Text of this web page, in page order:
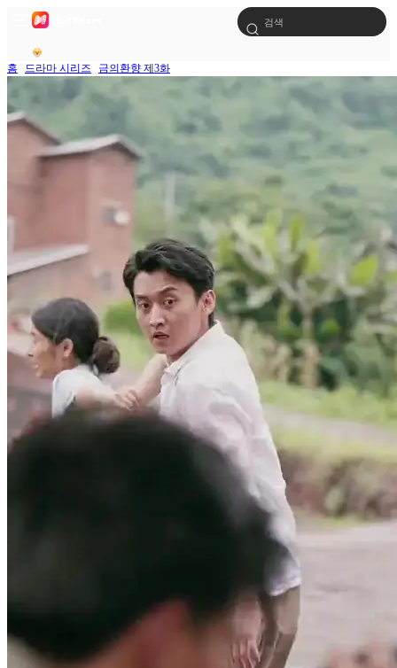
홈 드라마 시리즈 금의환향 제3화